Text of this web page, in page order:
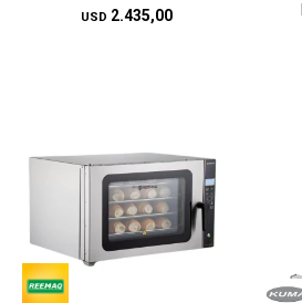
USD 2.435,00